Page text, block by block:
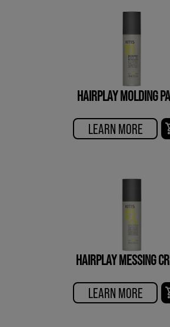
HAIRPLAY MOLDING
LEARN MORE
HAIRPLAY MESSING
LEARN MORE